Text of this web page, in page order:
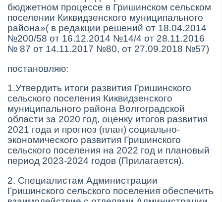
бюджетном процессе в Гришинском сельском
поселении Киквидзенского муниципального
района»( в редакции решений от 18.04.2014
№200/58 от 16.12.2014 №14/4 от 28.11.2016
№ 87 от 14.11.2017 №80, от 27.09.2018 №57)
постановляю:
1.Утвердить итоги развития Гришинского
сельского поселения Киквидзенского
муниципального района Волгоградской
области за 2020 год, оценку итогов развития
2021 года и прогноз (план) социально-
экономического развития Гришинского
сельского поселения на 2022 год и плановый
период 2023-2024 годов (Прилагается).
2. Специалистам Администрации
Гришинского сельского поселения обеспечить